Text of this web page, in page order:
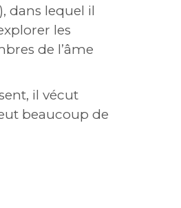
dans lequel il
les
de l’âme
il vécut
beaucoup de